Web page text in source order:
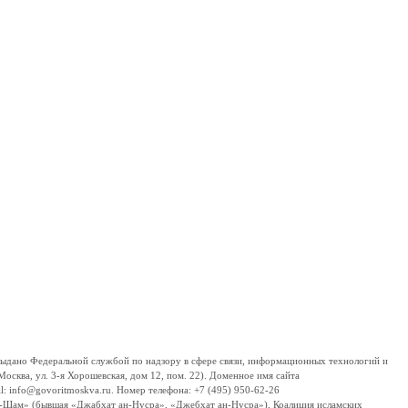
Федеральной службой по надзору в сфере связи, информационных технологий и
ул. 3-я Хорошевская, дом 12, пом. 22). Доменное имя сайта
info@govoritmoskva.ru. Номер телефона: +7 (495) 950-62-26
Шам» (бывшая «Джабхат ан-Нусра», «Джебхат ан-Нусра»), Коалиция исламских